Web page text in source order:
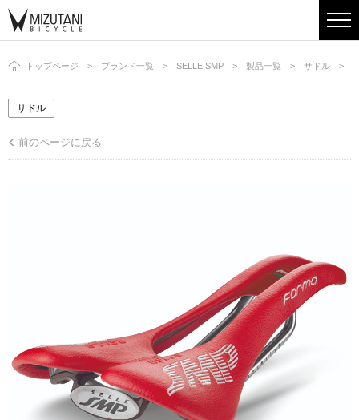
トップページ ブランド一覧 SELLE SMP 製品一覧 サドル
サドル
前のページに戻る